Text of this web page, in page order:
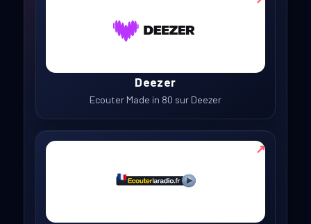
Deezer
Ecouter Made in 80 sur Deezer
↗